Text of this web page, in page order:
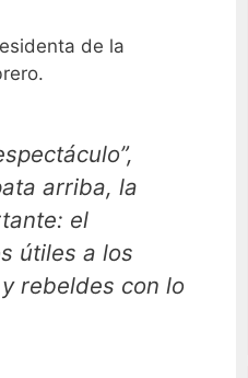
de la
arriba, la
el
útiles a los
rebeldes con lo